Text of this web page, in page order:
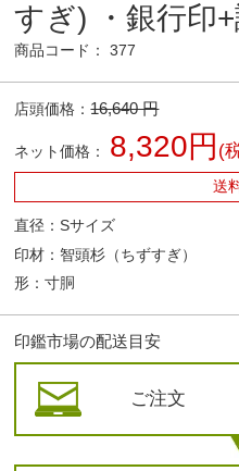
すぎ) ・銀行印
商品コード： 377
店頭価格：16,640 円
ネット価格： 8,320円 (
送
直径：Sサイズ
印材：智頭杉（ちずすぎ）
形：寸胴
印鑑市場の配送目安
ご注文